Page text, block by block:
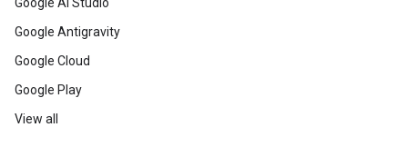
Google Antigravity
Google Cloud
Google Play
View all